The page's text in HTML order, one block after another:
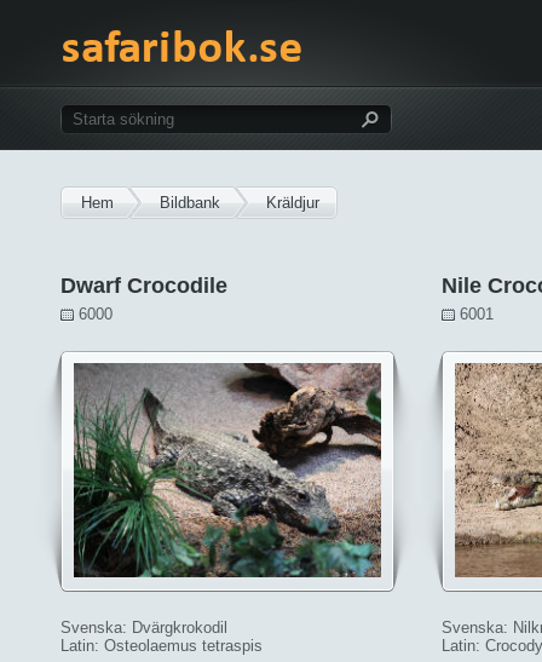
Hem Bildbank Kräldjur
Dwarf Crocodile
6000
Svenska: Dvärgkrokodil
Latin: Osteolaemus tetraspis
Nile
6001
Svenska:
Latin: